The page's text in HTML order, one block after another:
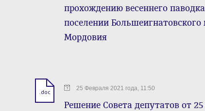
прохождению весеннего
поселении
Мордовия
.doc 25 Февраля 2021 года, 11:50
Решение Совета депутатов от